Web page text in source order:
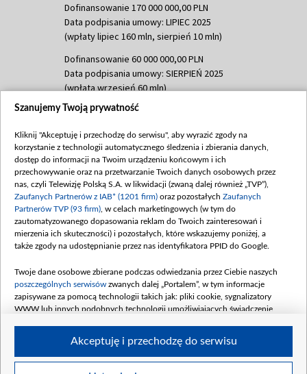
Dofinansowanie 170 000 000,00 PLN
Data podpisania umowy: LIPIEC 2025
(wpłaty lipiec 160 mln, sierpień 10 mln)
Dofinansowanie 60 000 000,00 PLN
Data podpisania umowy: SIERPIEŃ 2025
(wpłata wrzesień 60 mln)
Dofinansowanie 635 783 051,21 PLN
(wpłata wrzesień 100 mln, październik 350
mln, listopad 265 mln)
Dofinansowanie 48 862 000,00 PLN
Data podpisania umowy: GRUDZIEŃ 2025
(wpłata grudzień 60,548 mln)
Dofinansowanie 900 000 000,00 PLN
Data podpisania umowy: LUTY 2026 (wpłata
kwiecień 180 mln, 7 maja 180 mln, 8
czerwca 90 mln)
Dofinansowanie 250 000 000,00 PLN
4 sierpnia 250 mln
Szanujemy Twoją prywatność
Kliknij "Akceptuję i przechodzę do serwisu", aby wyrazić zgody na
korzystanie z technologii automatycznego śledzenia i zbierania danych,
dostęp do informacji na Twoim urządzeniu końcowym i ich
przechowywanie oraz na przetwarzanie Twoich danych osobowych przez
nas, czyli Telewizję Polską S.A. w likwidacji (zwaną dalej również „TVP”),
Zaufanych Partnerów z IAB* (1201 firm) oraz pozostałych Zaufanych
Partnerów TVP (93 firm) , w celach marketingowych (w tym do
zautomatyzowanego dopasowania reklam do Twoich zainteresowań i
mierzenia ich skuteczności) i pozostałych, które wskazujemy poniżej, a
także zgody na udostępnianie przez nas identyfikatora PPID do Google.
Twoje dane osobowe zbierane podczas odwiedzania przez Ciebie naszych
poszczególnych serwisów zwanych dalej „Portalem”, w tym informacje
zapisywane za pomocą technologii takich jak: pliki cookie, sygnalizatory
WWW lub innych podobnych technologii umożliwiających świadczenie
Twoje dane osobowe zbierane podczas odwiedzania przez Ciebie
Akceptuję i przechodzę do serwisu